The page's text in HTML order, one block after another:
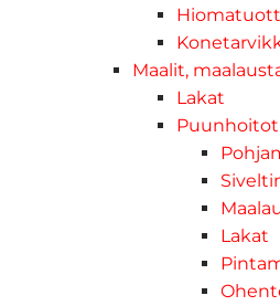
Maalit,
Lakat
Lakat